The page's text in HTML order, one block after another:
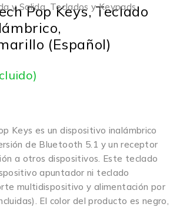
y Salida,Teclados y Keypads
Pop Keys, Teclado
(Español)
Keys es un dispositivo inalámbrico
de Bluetooth 5.1 y un receptor
a otros dispositivos. Este teclado
apuntador ni teclado
multidispositivo y alimentación por
El color del producto es negro,